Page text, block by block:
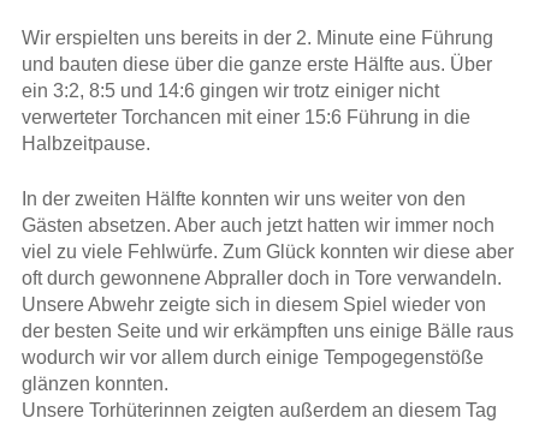
Wir erspielten uns bereits in der 2. Minute eine Führung
und bauten diese über die ganze erste Hälfte aus. Über
ein 3:2, 8:5 und 14:6 gingen wir trotz einiger nicht
verwerteter Torchancen mit einer 15:6 Führung in die
Halbzeitpause.
In der zweiten Hälfte konnten wir uns weiter von den
Gästen absetzen. Aber auch jetzt hatten wir immer noch
viel zu viele Fehlwürfe. Zum Glück konnten wir diese aber
oft durch gewonnene Abpraller doch in Tore verwandeln.
Unsere Abwehr zeigte sich in diesem Spiel wieder von
der besten Seite und wir erkämpften uns einige Bälle raus
wodurch wir vor allem durch einige Tempogegenstöße
glänzen konnten.
Unsere Torhüterinnen zeigten außerdem an diesem Tag